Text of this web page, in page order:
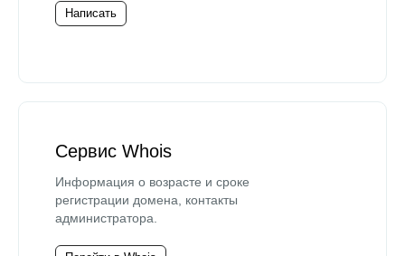
Написать
Сервис Whois
Информация о возрасте и сроке
регистрации домена, контакты
администратора.